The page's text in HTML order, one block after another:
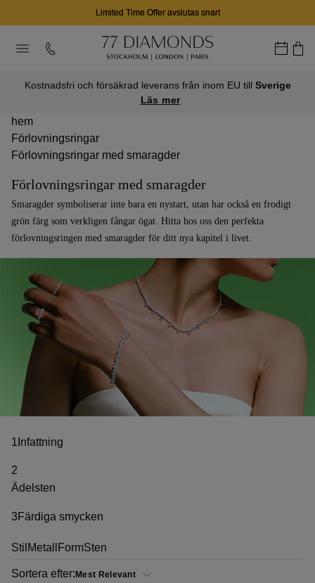
02 D 22 T 50 M
Kostnadsfri och försäkrad leverans från inom EU till Sverige
Läs mer
hem
Förlovningsringar
Förlovningsringar med smaragder
Förlovningsringar med smaragder
Smaragder symboliserar inte bara en nystart, utan har också en frodigt
grön färg som verkligen fångar ögat. Hitta hos oss den perfekta
förlovningsringen med smaragder för ditt nya kapitel i livet.
1 Infattning
2
Ädelsten
3 Färdiga smycken
Stil Metall FormSten
Sortera efter: